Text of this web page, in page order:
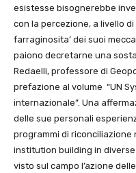
esistesse bisognerebbe
con la percezione, a livello
farraginosita’ dei suoi
paiono decretarne una
Redaelli, professore di
prefazione al volume “UN
internazionale”. Una
delle sue personali
programmi di
institution building in
visto sul campo l’azione